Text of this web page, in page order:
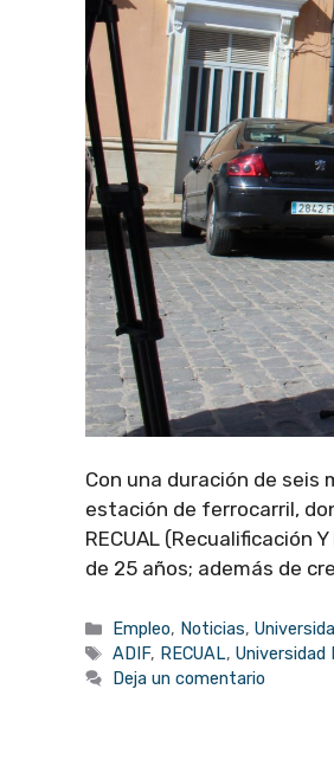
Con una duración de seis
estación de ferrocarril,
RECUAL (Recualificación
de 25 años; además de
Categorías
Empleo, Noticias,
Etiquetas
ADIF, RECUAL,Universidad
Deja un comentario